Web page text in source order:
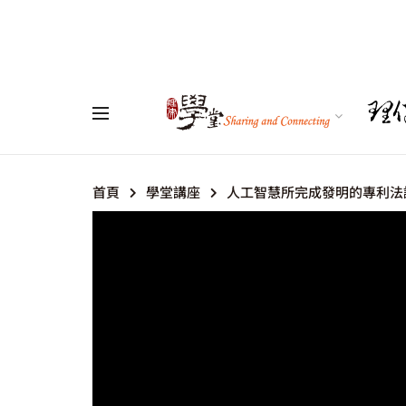
首頁 學堂講座 人工智慧所完成發明的專利